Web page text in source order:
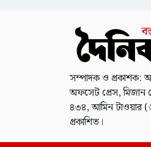
সম্পাদক ও প্রকাশক:
অফসেট প্রেস, মিজান
৪৩৪, আমিন টাওয়ার
প্রকাশিত।